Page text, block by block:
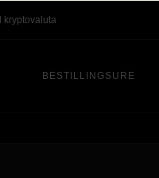
kryptovaluta
BESTILLINGSURE